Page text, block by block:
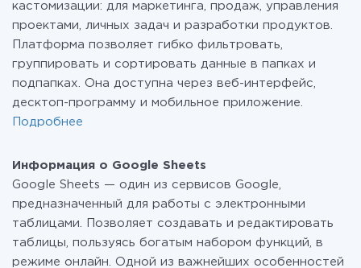
кастомизации: для маркетинга, продаж, управления
проектами, личных задач и разработки продуктов.
Платформа позволяет гибко фильтровать,
группировать и сортировать данные в папках и
подпапках. Она доступна через веб-интерфейс,
десктоп-программу и мобильное приложение.
Подробнее
Информация о Google Sheets
Google Sheets — один из сервисов Google,
предназначенный для работы с электронными
таблицами. Позволяет создавать и редактировать
таблицы, пользуясь богатым набором функций, в
режиме онлайн. Одной из важнейших особенностей